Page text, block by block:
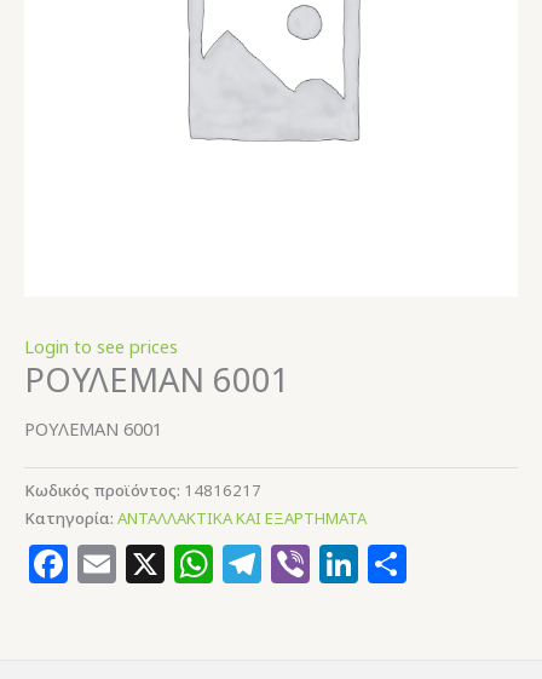
Login to see prices
ΡΟΥΛΕΜΑΝ 6001
ΡΟΥΛΕΜΑΝ 6001
Κωδικός προϊόντος: 14816217
Κατηγορία: ΑΝΤΑΛΛΑΚΤΙΚΑ ΚΑΙ ΕΞΑΡΤΗΜΑΤΑ
Facebook
Email
X WhatsApp
Telegram
ViberLinkedIn